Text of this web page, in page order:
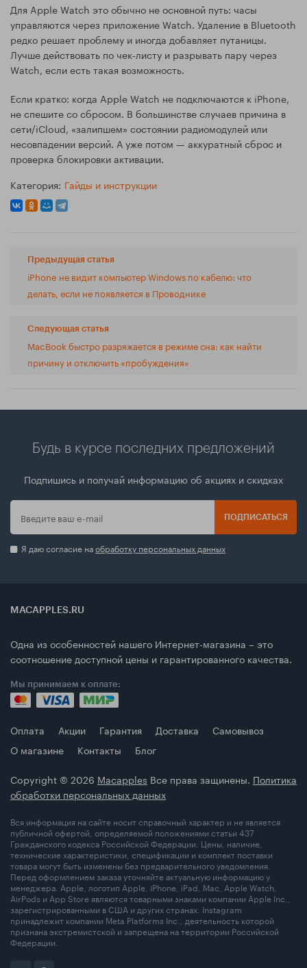
Для Apple Watch это обычно не основной путь: часы
управляются через приложение Watch. Удаление в Bluetooth
редко решает проблему и иногда добавляет путаницы.
Лучше действовать по чек‑листу и разрывать пару через
Watch, если есть такая возможность.
Если кратко: когда Apple Watch не подключаются к iPhone,
не спешите со сбросом. В большинстве случаев причина в
сети/iCloud, «залипшем» состоянии радиомодулей или
несовпадении версий. А уже потом — аккуратный сброс и
проверка блокировки активации.
Категория: Гайды и инструкции
Предыдущая статья
iPhone не видит компьютер Windows по кабелю: что
делать, если не появляется в Проводнике
Следующая статья
MacBook быстро разряжается в режиме сна: как найти
причину и отключить «пробуждения»
Будь в курсе последних предложений
Подпишись и получай информацию об акциях и скидках
ПОДПИСАТЬСЯ
Я даю согласие наобработку персональных данных
MACAPPLES.RU
Одна из особенностей нашего Интернет-магазина – это
соотношение доступной цены и гарантированного качества.
Мы принимаем к оплате:
Оплата Акции Гарантия Доставка
Самовывоз
О магазине
Контакты
Блог
Copyright © 2026 Macapples Все права защинены. Политика
обработки персональных данных
Вся информация на сайте носит справочный характер и не является
публичной офертой, определяемой положениями статьи 437
Гражданского кодекса Российской Федерации. Цены, наличие,
технические характеристики, спецификации и комплект поставки
товара могут быть изменены без предварительного уведомления.
Перед оформлением заказа уточняйте актуальную информацию у
менеджера. Apple, логотип Apple, iPhone, iPad, Mac, Apple Watch,
AirPods и App Store являются товарными знаками компании Apple Inc.,
зарегистрированными в США и других странах. Instagram
принадлежит компании Meta Platforms Inc., деятельность которой
признана экстремистской и запрещена на территории Российской
Федерации.